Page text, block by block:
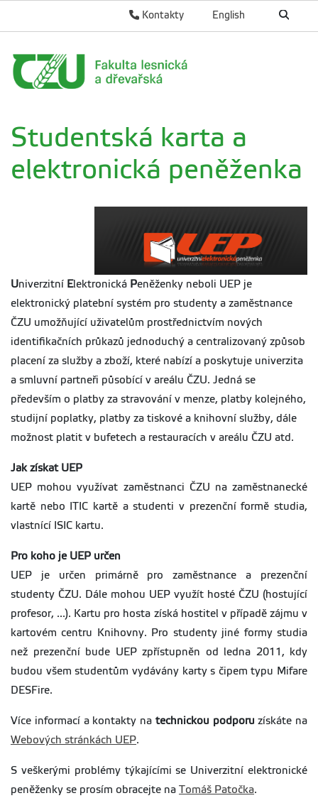
English
Kontakty
Studentská karta a
elektronická peněženka
Univerzitní Elektronická Peněženky neboli UEP je
elektronický platební systém pro studenty a zaměstnance
ČZU umožňující uživatelům prostřednictvím nových
identifikačních průkazů jednoduchý a centralizovaný způsob
placení za služby a zboží, které nabízí a poskytuje univerzita
a smluvní partneři působící v areálu ČZU. Jedná se
především o platby za stravování v menze, platby kolejného,
studijní poplatky, platby za tiskové a knihovní služby, dále
možnost platit v bufetech a restauracích v areálu ČZU atd.
Jak získat UEP
UEP mohou využívat zaměstnanci ČZU na zaměstnanecké
kartě nebo ITIC kartě a studenti v prezenční formě studia,
vlastnící ISIC kartu.
Pro koho je UEP určen
UEP je určen primárně pro zaměstnance a prezenční
studenty ČZU. Dále mohou UEP využít hosté ČZU (hostující
profesor, ...). Kartu pro hosta získá hostitel v případě zájmu v
kartovém centru Knihovny. Pro studenty jiné formy studia
než prezenční bude UEP zpřístupněn od ledna 2011, kdy
budou všem studentům vydávány karty s čipem typu Mifare
DESFire.
Více informací a kontakty na technickou podporu získáte na
Webových stránkách UEP.
S veškerými problémy týkajícími se Univerzitní elektronické
peněženky se prosím obracejte na Tomáš Patočka.